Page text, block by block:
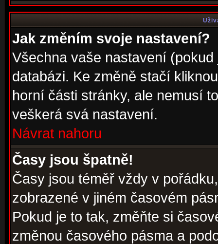
Jak změním svoje nastavení?
Všechna vaše nastavení
databázi. Ke změně stačí
horní části stránky, ale nemusí
veškerá svá nastavení.
Návrat nahoru
Časy jsou špatně!
Časy jsou téměř vždy v
zobrazené v jiném časovém
Pokud je to tak, změňte si
změnou časového pásma a